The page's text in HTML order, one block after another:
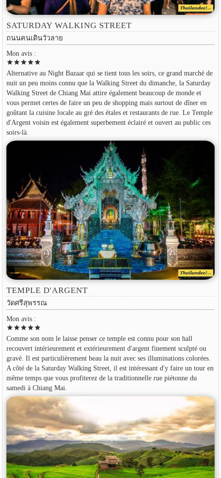
SATURDAY WALKING STREET
ถนนคนเดินวัวลาย
Mon avis :
starstarstarstarstar
Alternative au Night Bazaar qui se tient tous les soirs, ce grand marché de
nuit un peu moins connu que la Walking Street du dimanche, la Saturday
Walking Street de Chiang Mai attire également beaucoup de monde et
vous permet certes de faire un peu de shopping mais surtout de dîner en
goûtant la cuisine locale au gré des étales et restaurants de rue. Le Temple
d'Argent voisin est également superbement éclairé et ouvert au public ces
soirs-là.
TEMPLE D'ARGENT
วัดศรีสุพรรณ
Mon avis :
starstarstarstarstar
Comme son nom le laisse penser ce temple est connu pour son hall
recouvert intérieurement et extérieurement d'argent finement sculpté ou
gravé. Il est particulièrement beau la nuit avec ses illuminations colorées.
A côté de la Saturday Walking Street, il est intéressant d'y faire un tour en
même temps que vous profiterez de la traditionnelle rue piétonne du
samedi à Chiang Mai.